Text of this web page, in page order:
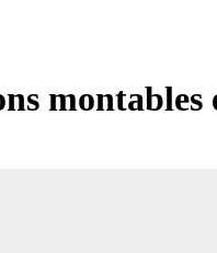
montables